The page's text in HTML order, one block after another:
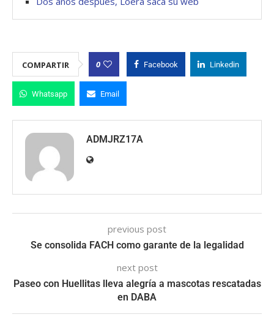
COMPARTIR 0 Facebook Linkedin
Whatsapp Email
ADMJRZ17A
previous post
Se consolida FACH como garante de la legalidad
next post
Paseo con Huellitas lleva alegría a mascotas rescatadas
en DABA